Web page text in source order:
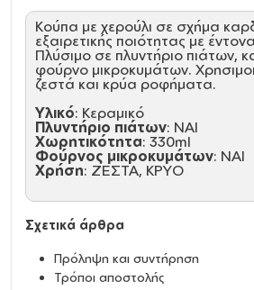
Κούπα με χερούλι σε σχήμα
εξαιρετικής ποιότητας με
Πλύσιμο σε πλυντήριο πιάτων,
φούρνο μικροκυμάτων.
ζεστά και κρύα ροφήματα.
Υλικό: Κεραμικό
Πλυντήριο πιάτων: ΝΑΙ
Χωρητικότητα: 330ml
Φούρνος μικροκυμάτων: ΝΑΙ
Χρήση: ΖΕΣΤΑ, ΚΡΥΟ
Σχετικά άρθρα
Πρόληψη και συντήρηση
Τρόποι αποστολής